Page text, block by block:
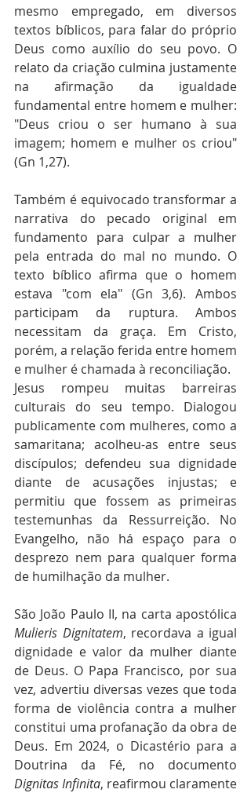
mesmo empregado, em diversos
textos bíblicos, para falar do próprio
Deus como auxílio do seu povo. O
relato da criação culmina justamente
na afirmação da igualdade
fundamental entre homem e mulher:
"Deus criou o ser humano à sua
imagem; homem e mulher os criou"
(Gn 1,27).
Também é equivocado transformar a
narrativa do pecado original em
fundamento para culpar a mulher
pela entrada do mal no mundo. O
texto bíblico afirma que o homem
estava "com ela" (Gn 3,6). Ambos
participam da ruptura. Ambos
necessitam da graça. Em Cristo,
porém, a relação ferida entre homem
e mulher é chamada à reconciliação.
Jesus rompeu muitas barreiras
culturais do seu tempo. Dialogou
publicamente com mulheres, como a
samaritana; acolheu-as entre seus
discípulos; defendeu sua dignidade
diante de acusações injustas; e
permitiu que fossem as primeiras
testemunhas da Ressurreição. No
Evangelho, não há espaço para o
desprezo nem para qualquer forma
de humilhação da mulher.
Mulieris Dignitatem, recordava a igual
dignidade e valor da mulher diante
de Deus. O Papa Francisco, por sua
vez, advertiu diversas vezes que toda
forma de violência contra a mulher
constitui uma profanação da obra de
Deus. Em 2024, o Dicastério para a
Dignitas Infinita, reafirmou claramente